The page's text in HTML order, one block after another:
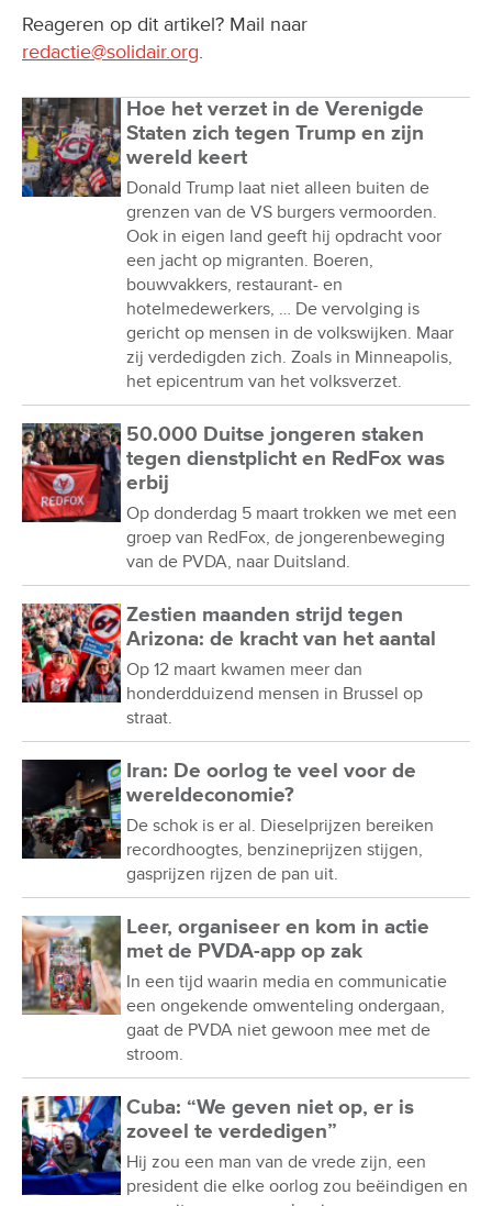
Hoe het verzet in de Verenigde
Staten zich tegen Trump en zijn
wereld keert
Donald Trump laat niet alleen buiten de
grenzen van de VS burgers vermoorden.
Ook in eigen land geeft hij opdracht voor
een jacht op migranten. Boeren,
bouwvakkers, restaurant- en
hotelmedewerkers, … De vervolging is
gericht op mensen in de volkswijken. Maar
zij verdedigden zich. Zoals in Minneapolis,
het epicentrum van het volksverzet.
50.000 Duitse jongeren staken
erbij
Op donderdag 5 maart trokken we met een
groep van RedFox, de jongerenbeweging
van de PVDA, naar Duitsland.
Zestien maanden strijd tegen
Op 12 maart kwamen meer dan
honderdduizend mensen in Brussel op
straat.
Iran: De oorlog te veel voor de
De schok is er al. Dieselprijzen bereiken
recordhoogtes, benzineprijzen stijgen,
gasprijzen rijzen de pan uit.
Leer, organiseer en kom in actie
In een tijd waarin media en communicatie
een ongekende omwenteling ondergaan,
gaat de PVDA niet gewoon mee met de
stroom.
Cuba: “We geven niet op, er is
Hij zou een man van de vrede zijn, een
president die elke oorlog zou beëindigen en
er nooit nog een zou beginnen.